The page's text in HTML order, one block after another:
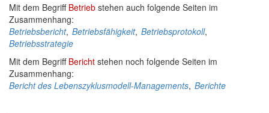
Mit dem Begriff Betrieb stehen auch folgende Seiten im
Zusammenhang:
Betriebsbericht, Betriebsfähigkeit, Betriebsprotokoll,
Betriebsstrategie
Mit dem Begriff Bericht stehen noch folgende Seiten im
Zusammenhang:
Bericht des Lebenszyklusmodell-Managements, Berichte